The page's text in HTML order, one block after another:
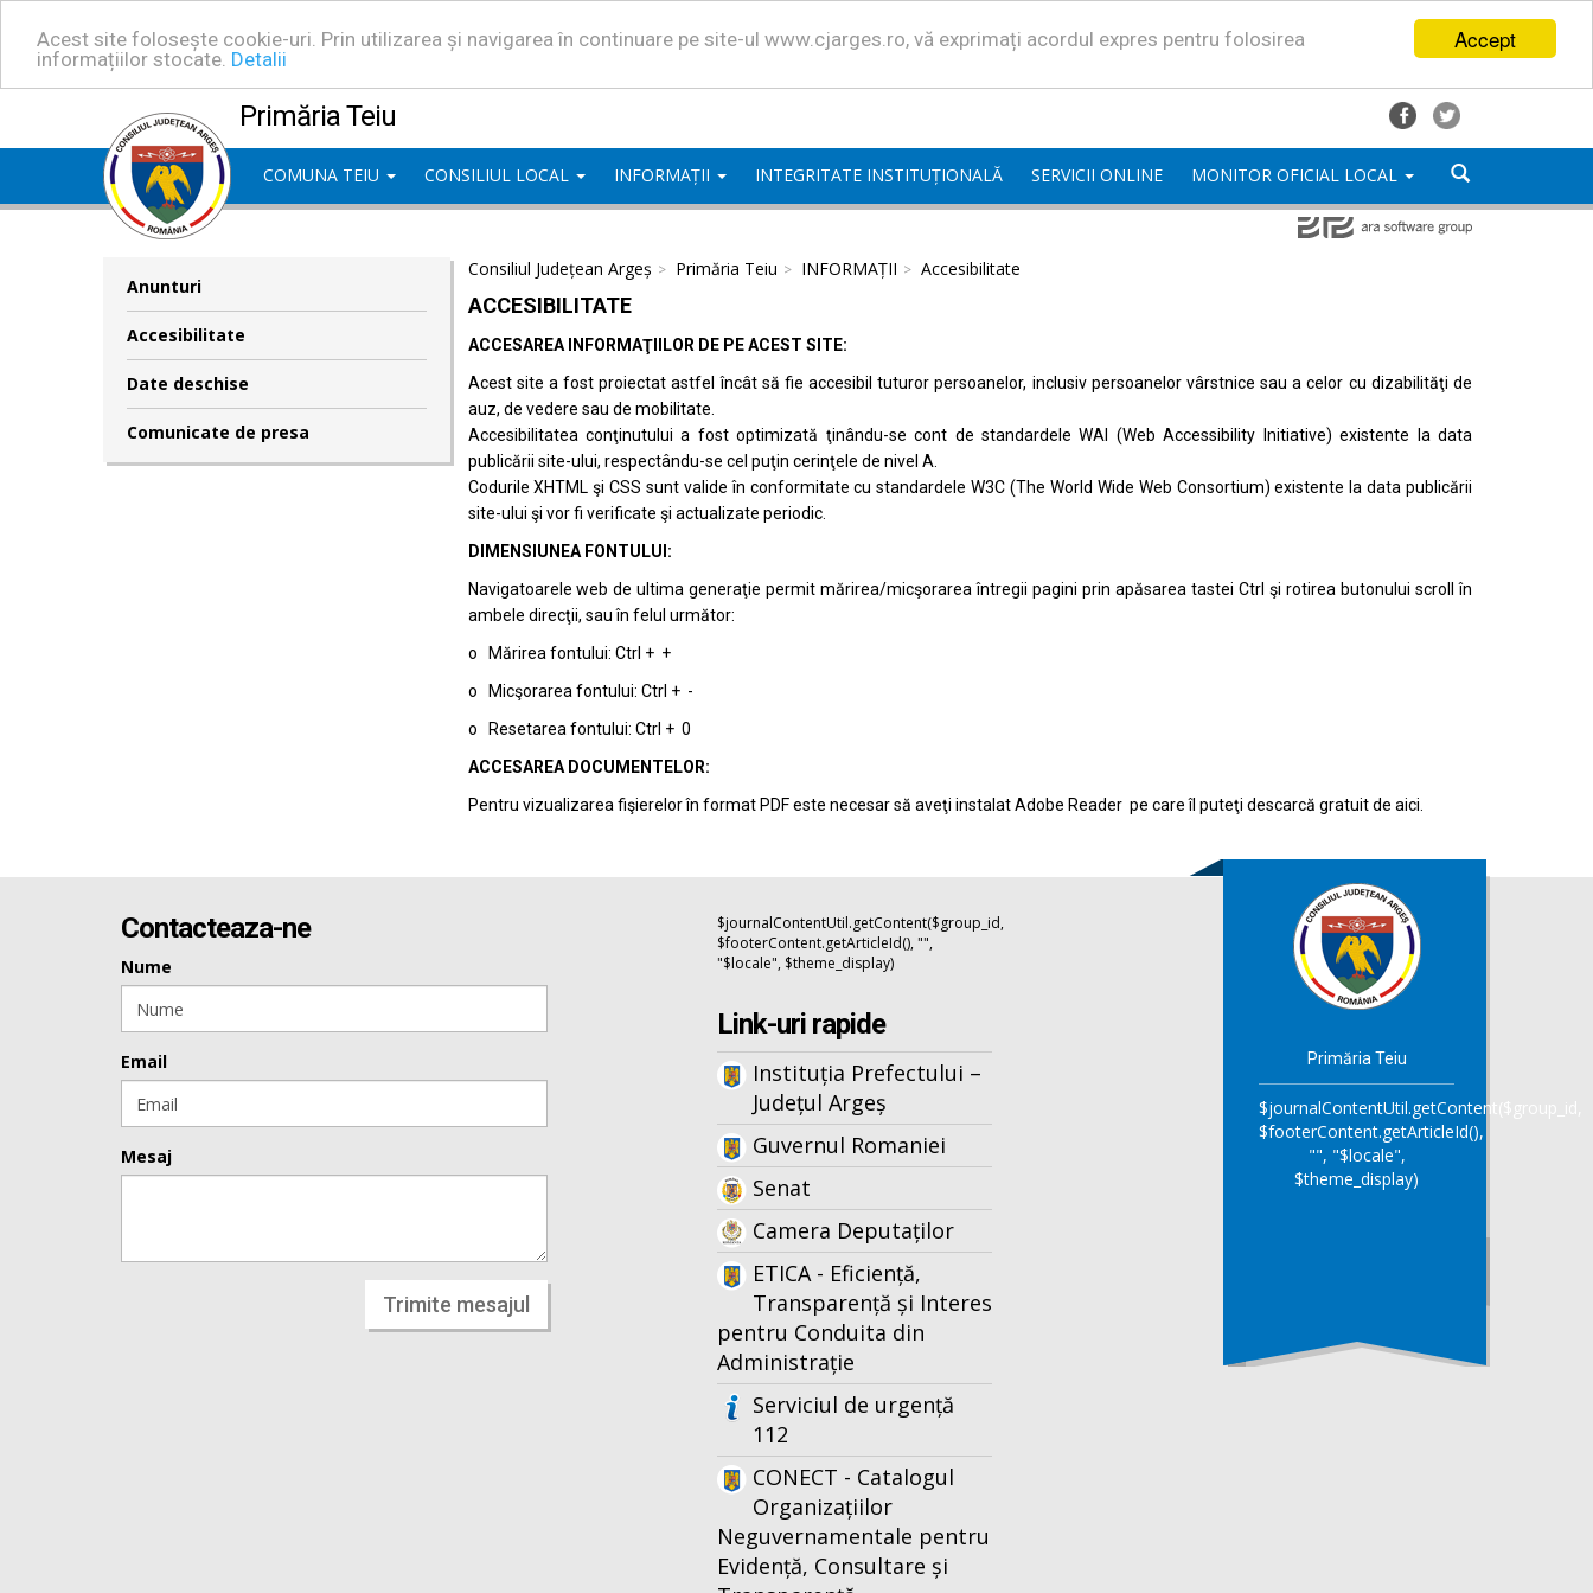
Accept
Acest site folosește cookie-uri. Prin utilizarea și navigarea în continuare pe site-ul www.cjarges.ro, vă exprimați acordul expres pentru folosirea
informațiilor stocate. Detalii
Primăria Teiu
COMUNA TEIU CONSILIUL LOCAL INFORMAȚII INTEGRITATE INSTITUȚIONALĂ SERVICII ONLINE MONITOR OFICIAL LOCAL
Anunturi
Accesibilitate
Date deschise
Comunicate de presa
Consiliul Județean Argeș Primăria Teiu INFORMAȚII Accesibilitate
ACCESIBILITATE
ACCESAREA INFORMAŢIILOR DE PE ACEST SITE:
Acest site a fost proiectat astfel încât să fie accesibil tuturor persoanelor, inclusiv persoanelor vârstnice sau a celor cu dizabilităţi de
auz, de vedere sau de mobilitate.
Accesibilitatea conţinutului a fost optimizată ţinându-se cont de standardeleWAI (Web Accessibility Initiative) existente la data
publicării site-ului, respectându-se cel puţin cerinţele de nivel A.
Codurile XHTML şi CSS sunt valide în conformitate cu standardeleW3C (The World Wide Web Consortium) existente la data publicării
site-ului şi vor fi verificate şi actualizate periodic.
DIMENSIUNEA FONTULUI:
Navigatoarele web de ultima generaţie permit mărirea/micşorarea întregii pagini prin apăsarea tastei Ctrl şi rotirea butonului scroll în
ambele direcţii, sau în felul următor:
o Mărirea fontului: Ctrl + +
o Micşorarea fontului: Ctrl + -
o Resetarea fontului: Ctrl + 0
ACCESAREA DOCUMENTELOR:
Pentru vizualizarea fişierelor în format PDF este necesar să aveţi instalat Adobe Reader pe care îl puteţi descarcă gratuit de aici.
Contacteaza-ne
Nume
Email
Mesaj
Trimite mesajul
$journalContentUtil.getContent($group_id,
$footerContent.getArticleId(), "",
"$locale", $theme_display)
Link-uri rapide
Instituția Prefectului –
Județul Argeș
Guvernul Romaniei
Senat
Camera Deputaților
ETICA - Eficiență,
Transparență și Interes
pentru Conduita din
Administrație
Serviciul de urgență
112
CONECT - Catalogul
Organizațiilor
Neguvernamentale pentru
Evidență, Consultare și
Primăria Teiu
$journalContentUtil.getContent($group_id,
$footerContent.getArticleId(),
"", "$locale",
$theme_display)